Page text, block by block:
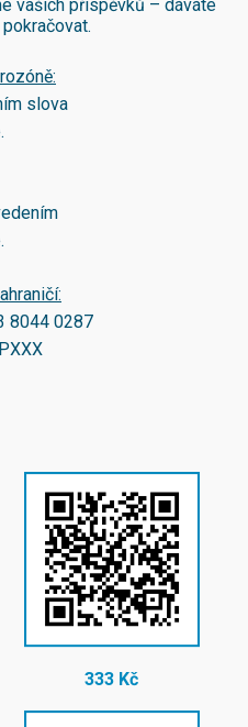
vašich příspěvků – dáváte
slova
8044 0287
333 Kč